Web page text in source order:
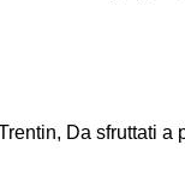
Da sfruttati